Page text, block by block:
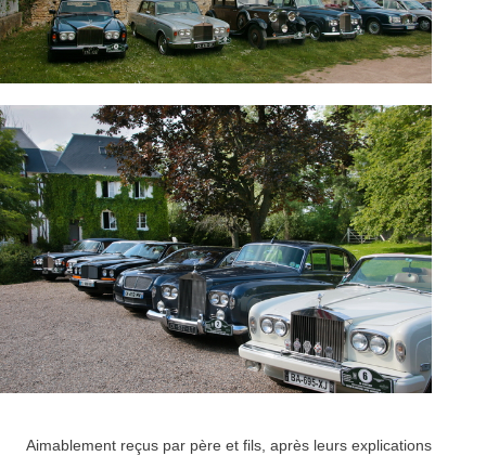
Aimablement reçus par père et fils, après leurs explications